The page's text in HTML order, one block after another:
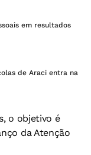
em resultados
de Araci entra na
o objetivo é
da Atenção